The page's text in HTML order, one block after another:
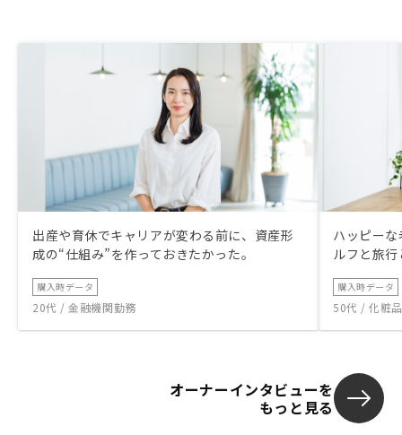
出産や育休でキャリアが変わる前に、資産形
成の“仕組み”を作っておきたかった。
購入時データ
20代 / 金融機関勤務
ハッピー
ルフと旅
購入時データ
50代 / 化粧
オーナーインタビューを
もっと見る